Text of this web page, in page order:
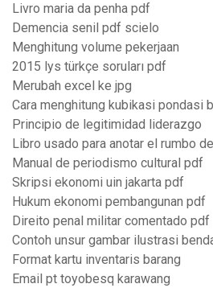
Livro maria da penha pdf
Demencia senil pdf scielo
Menghitung volume pekerjaan
2015 lys türkçe soruları pdf
Merubah excel ke jpg
Cara menghitung kubikasi pondasi
Principio de legitimidad liderazgo
Libro usado para anotar el rumbo
Manual de periodismo cultural pdf
Skripsi ekonomi uin jakarta pdf
Hukum ekonomi pembangunan pdf
Direito penal militar comentado pdf
Contoh unsur gambar ilustrasi
Format kartu inventaris barang
Email pt toyobesq karawang